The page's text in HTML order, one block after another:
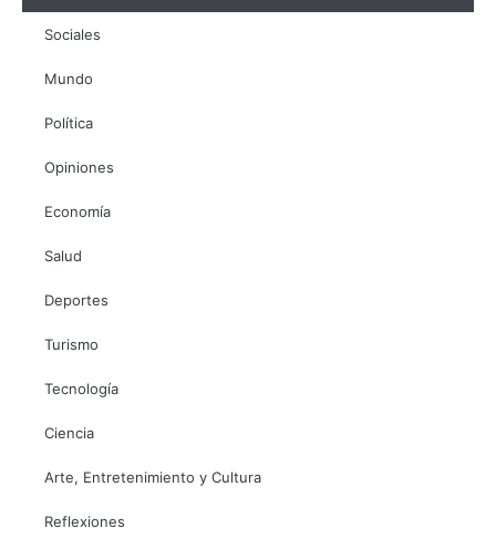
Sociales
Mundo
Política
Opiniones
Economía
Salud
Deportes
Turismo
Tecnología
Ciencia
Arte, Entretenimiento y Cultura
Reflexiones